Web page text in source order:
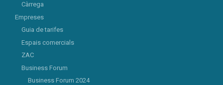
Càrrega
Empreses
Guia de tarifes
Espais comercials
ZAC
Business Forum
Business Forum 2024